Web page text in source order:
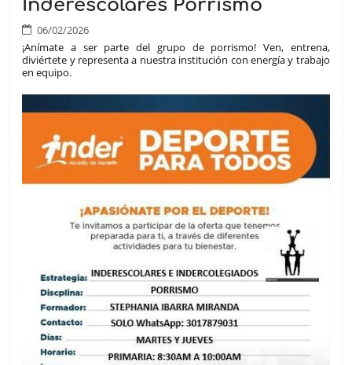
Inderescolares Porrismo
06/02/2026
¡Anímate a ser parte del grupo de porrismo! Ven, entrena,
diviértete y representa a nuestra institución con energía y trabajo
en equipo.